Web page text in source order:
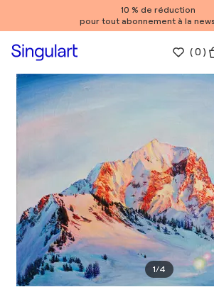
10 % de réduction
pour tout abonnement à la
(0 )
1/4